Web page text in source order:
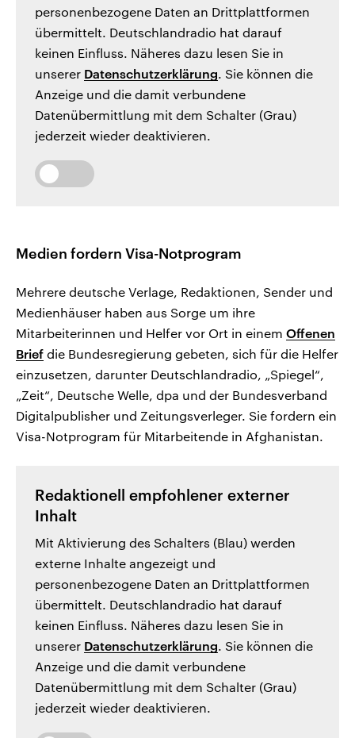
personenbezogene Daten an Drittplattformen
übermittelt. Deutschlandradio hat darauf
keinen Einfluss. Näheres dazu lesen Sie in
unserer Datenschutzerklärung. Sie können die
Anzeige und die damit verbundene
Datenübermittlung mit dem Schalter (Grau)
jederzeit wieder deaktivieren.
Medien fordern Visa-Notprogram
Mehrere deutsche Verlage, Redaktionen, Sender und
Medienhäuser haben aus Sorge um ihre
Mitarbeiterinnen und Helfer vor Ort in einem Offenen
Brief die Bundesregierung gebeten, sich für die Helfer
einzusetzen, darunter Deutschlandradio, „Spiegel“,
„Zeit“, Deutsche Welle, dpa und der Bundesverband
Digitalpublisher und Zeitungsverleger. Sie fordern ein
Visa-Notprogram für Mitarbeitende in Afghanistan.
Redaktionell empfohlener externer
Inhalt
Mit Aktivierung des Schalters (Blau) werden
externe Inhalte angezeigt und
personenbezogene Daten an Drittplattformen
übermittelt. Deutschlandradio hat darauf
keinen Einfluss. Näheres dazu lesen Sie in
unserer Datenschutzerklärung. Sie können die
Anzeige und die damit verbundene
Datenübermittlung mit dem Schalter (Grau)
jederzeit wieder deaktivieren.